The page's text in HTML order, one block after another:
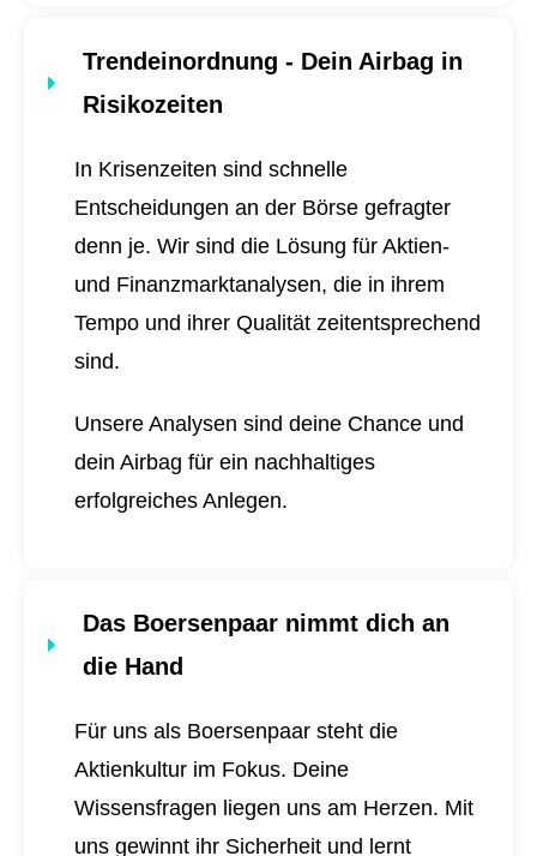
Trendeinordnung - Dein Airbag in
Risikozeiten
In Krisenzeiten sind schnelle
Entscheidungen an der Börse gefragter
denn je. Wir sind die Lösung für Aktien-
und Finanzmarktanalysen, die in ihrem
Tempo und ihrer Qualität zeitentsprechend
sind.
Unsere Analysen sind deine Chance und
dein Airbag für ein nachhaltiges
erfolgreiches Anlegen.
Das Boersenpaar nimmt dich an
die Hand
Für uns als Boersenpaar steht die
Aktienkultur im Fokus. Deine
Wissensfragen liegen uns am Herzen. Mit
uns gewinnt ihr Sicherheit und lernt